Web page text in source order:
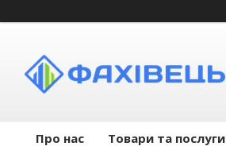
Про нас Товари та послуги